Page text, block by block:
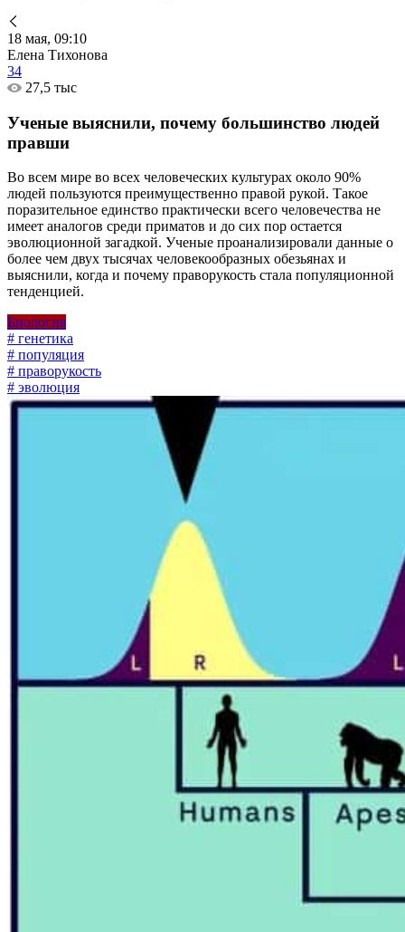
18 мая, 09:10
Елена Тихонова
34
27,5 тыс
Ученые выяснили, почему большинство людей
правши
Во всем мире во всех человеческих культурах около 90%
людей пользуются преимущественно правой рукой. Такое
поразительное единство практически всего человечества не
имеет аналогов среди приматов и до сих пор остается
эволюционной загадкой. Ученые проанализировали данные о
более чем двух тысячах человекообразных обезьянах и
выяснили, когда и почему праворукость стала популяционной
тенденцией.
Биология
# генетика
# популяция
# праворукость
# эволюция